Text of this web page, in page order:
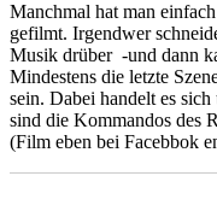
Manchmal hat man
gefilmt. Irgendwer
Musik drüber -und dann
Mindestens die letzte
sein. Dabei handelt es
sind die Kommandos des
(Film eben bei Facebbok